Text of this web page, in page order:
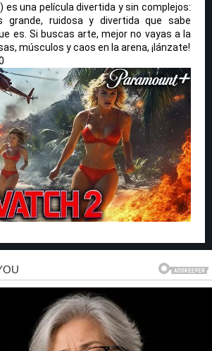
es una película divertida y sin complejos:
grande, ruidosa y divertida que sabe
es. Si buscas arte, mejor no vayas a la
músculos y caos en la arena, ¡lánzate!